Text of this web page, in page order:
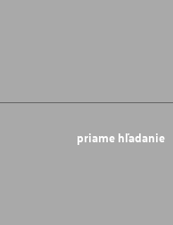
priame hľadanie